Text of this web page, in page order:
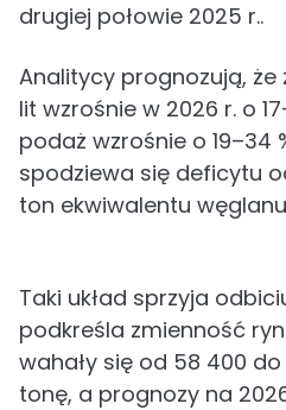
drugiej połowie 2025 r..
Analitycy prognozują,
lit wzrośnie w 2026 r. o
podaż wzrośnie o 19–34
spodziewa się deficytu
ton ekwiwalentu
Taki układ sprzyja
podkreśla zmienność
wahały się od 58 400
tonę, a prognozy na